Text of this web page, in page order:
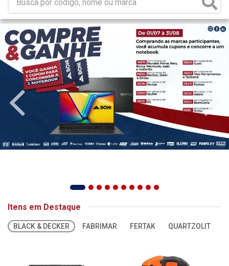
Itens em Destaque
BLACK & DECKER FABRIMAR FERTAK QUARTZOLIT